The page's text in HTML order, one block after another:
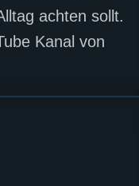
achten sollt.
Kanal von